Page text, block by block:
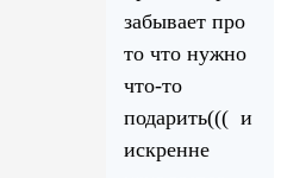
забывает про
то что нужно
что-то
подарить((( и
искренне